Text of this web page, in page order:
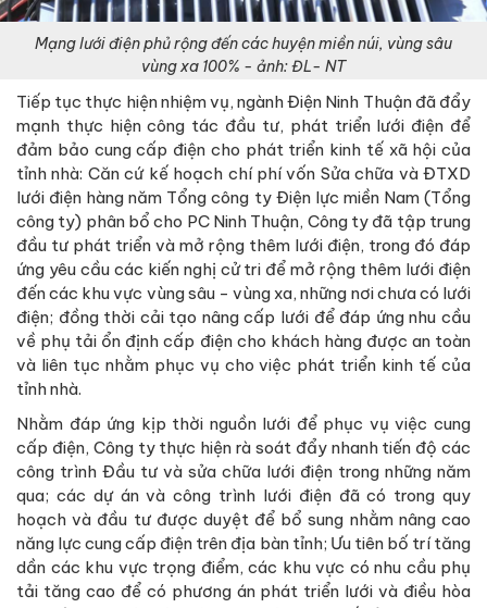
Mạng lưới điện phủ rộng đến các huyện miền núi, vùng sâu
vùng xa 100% - ảnh: ĐL- NT
Tiếp tục thực hiện nhiệm vụ, ngành Điện Ninh Thuận đã đẩy
mạnh thực hiện công tác đầu tư, phát triển lưới điện để
đảm bảo cung cấp điện cho phát triển kinh tế xã hội của
tỉnh nhà: Căn cứ kế hoạch chí phí vốn Sửa chữa và ĐTXD
lưới điện hàng năm Tổng công ty Điện lực miền Nam (Tổng
công ty) phân bổ cho PC Ninh Thuận, Công ty đã tập trung
đầu tư phát triển và mở rộng thêm lưới điện, trong đó đáp
ứng yêu cầu các kiến nghị cử tri để mở rộng thêm lưới điện
đến các khu vực vùng sâu - vùng xa, những nơi chưa có lưới
điện; đồng thời cải tạo nâng cấp lưới để đáp ứng nhu cầu
về phụ tải ổn định cấp điện cho khách hàng được an toàn
và liên tục nhằm phục vụ cho việc phát triển kinh tế của
tỉnh nhà.
Nhằm đáp ứng kịp thời nguồn lưới để phục vụ việc cung
cấp điện, Công ty thực hiện rà soát đẩy nhanh tiến độ các
công trình Đầu tư và sửa chữa lưới điện trong những năm
qua; các dự án và công trình lưới điện đã có trong quy
hoạch và đầu tư được duyệt để bổ sung nhằm nâng cao
năng lực cung cấp điện trên địa bàn tỉnh; Ưu tiên bố trí tăng
dần các khu vực trọng điểm, các khu vực có nhu cầu phụ
tải tăng cao để có phương án phát triển lưới và điều hòa